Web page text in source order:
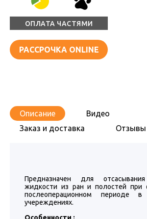
ОПЛАТА ЧАСТЯМИ
РАССРОЧКА ONLINE
Описание
Видео
Заказ и доставка
Отзывы
Предназначен для
жидкости из ран и полостей при
послеоперационном периоде в
учереждениях.